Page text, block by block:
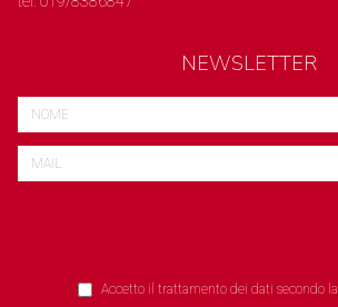
NEWSLETTER
Accetto il trattamento dei dati secondo la